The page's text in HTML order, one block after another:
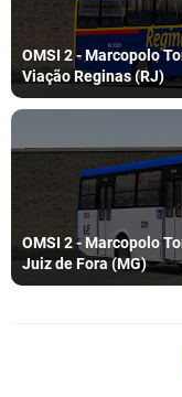
OMSI 2 - Marcopolo
Viação Reginas (RJ)
OMSI 2 - Marcopolo
Juiz de Fora (MG)